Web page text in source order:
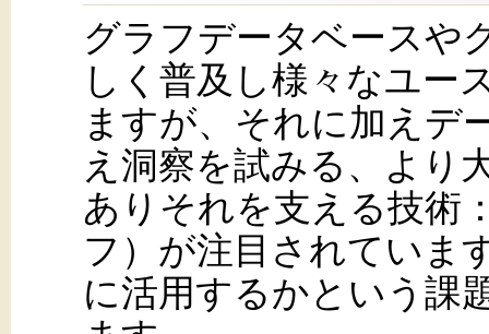
グラフデータベースや
しく普及し様々なユー
ますが、それに加えデ
え洞察を試みる、より
ありそれを支える技術
フ）が注目されていま
に活用するかという課